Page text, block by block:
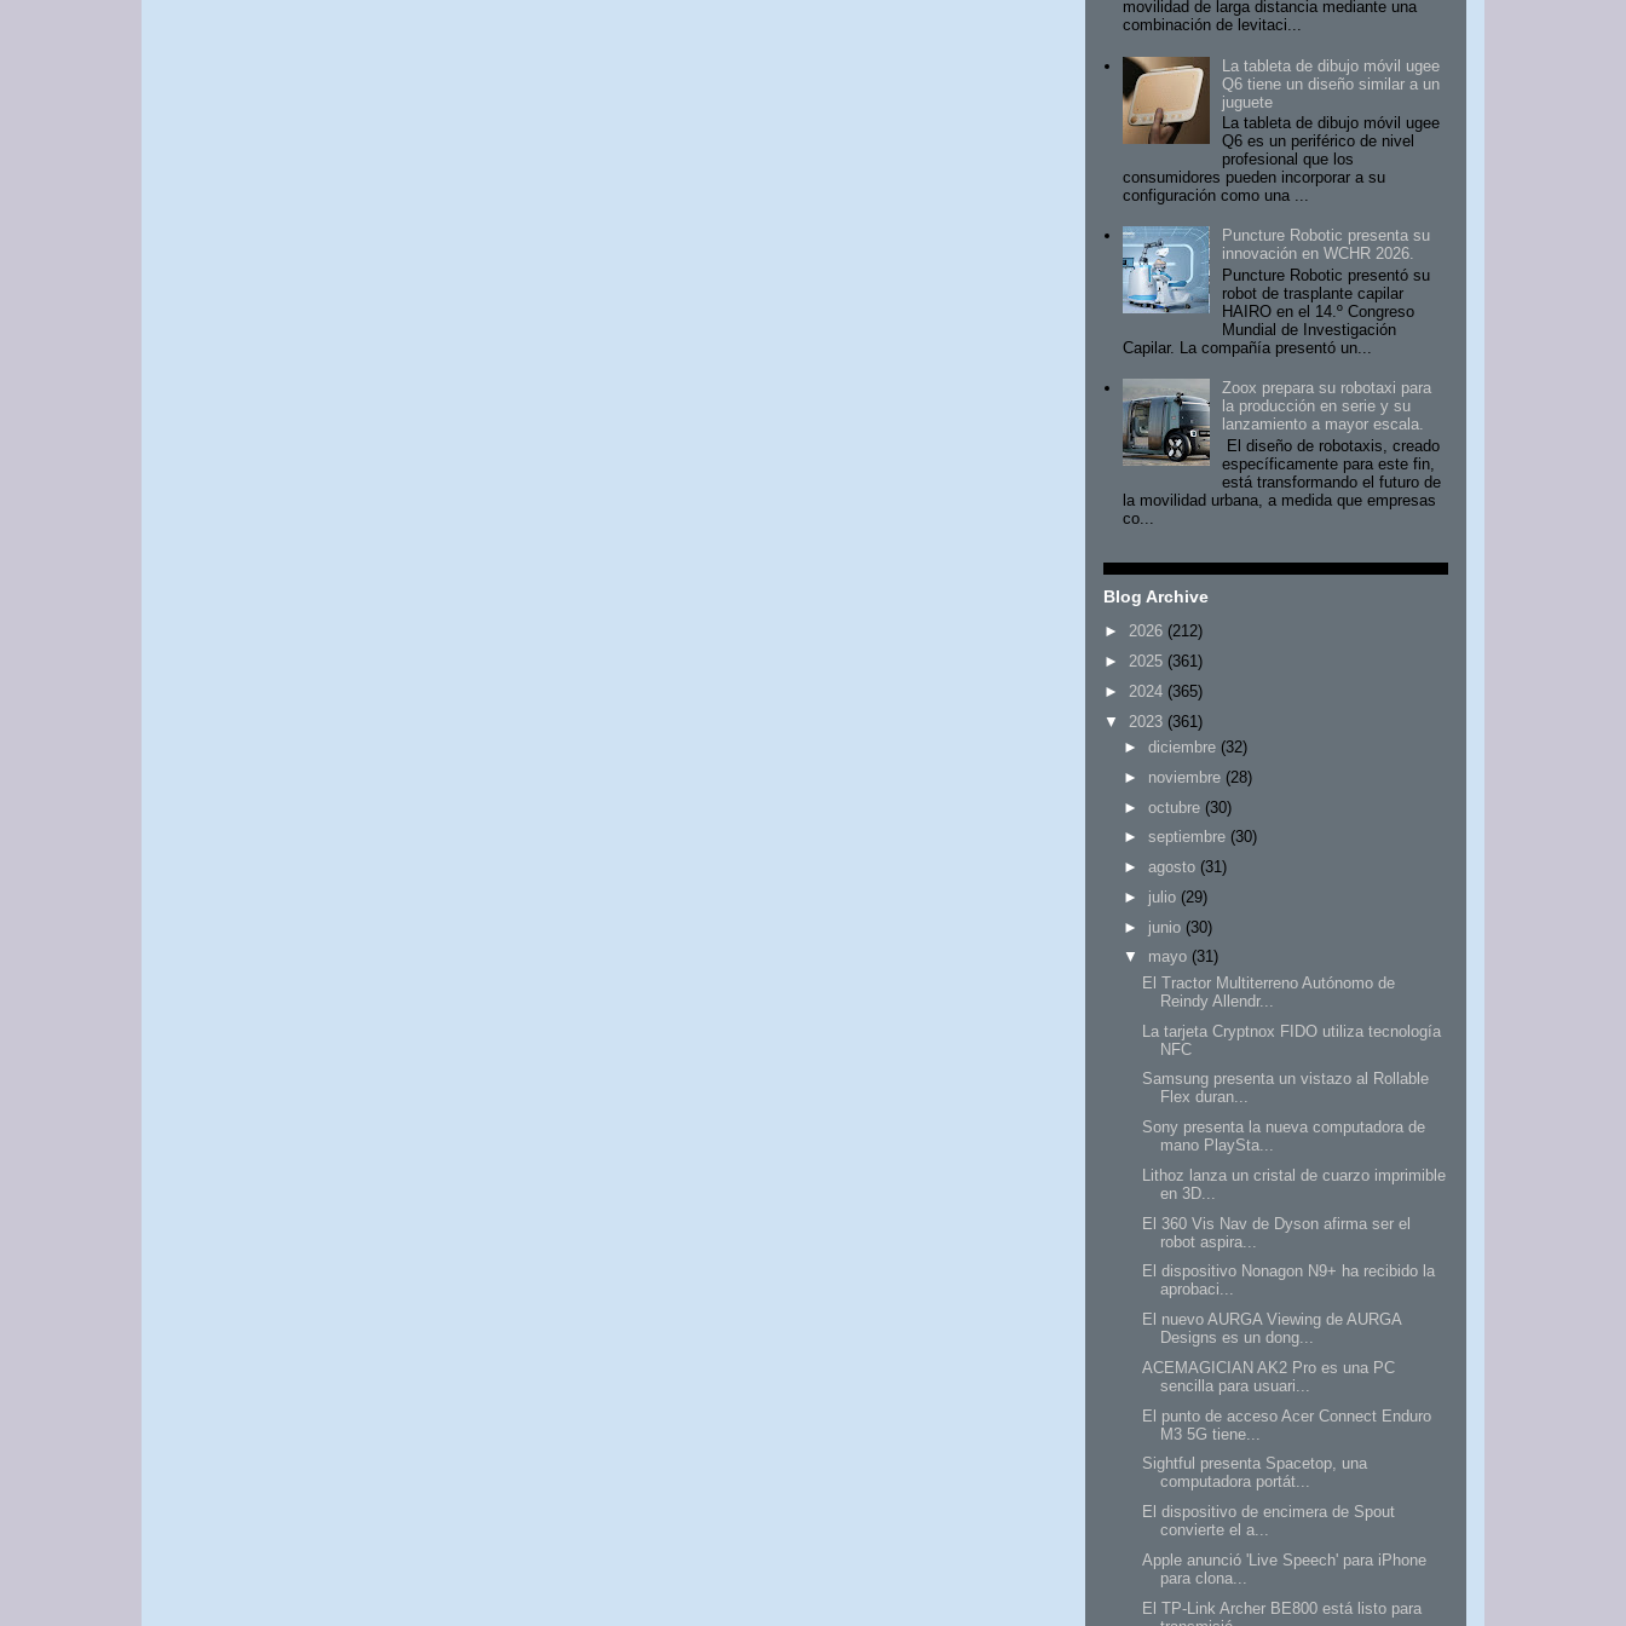
movilidad de larga distancia mediante una
combinación de levitaci...
La tableta de dibujo móvil ugee
Q6 tiene un diseño similar a un
juguete
La tableta de dibujo móvil ugee
Q6 es un periférico de nivel
profesional que los
consumidores pueden incorporar a su
configuración como una ...
Puncture Robotic presenta su
innovación en WCHR 2026.
Puncture Robotic presentó su
robot de trasplante capilar
HAIRO en el 14.º Congreso
Mundial de Investigación
Capilar. La compañía presentó un...
Zoox prepara su robotaxi para
la producción en serie y su
lanzamiento a mayor escala.
El diseño de robotaxis, creado
específicamente para este fin,
está transformando el futuro de
la movilidad urbana, a medida que empresas
co...
Blog Archive
► 2026 (212)
► 2025 (361)
► 2024 (365)
▼
2023 (361)
► diciembre (32)
► noviembre (28)
► octubre (30)
► septiembre (30)
► agosto (31)
► julio (29)
► junio (30)
▼
mayo (31)
El Tractor Multiterreno Autónomo de
Reindy Allendr...
La tarjeta Cryptnox FIDO utiliza tecnología
NFC
Samsung presenta un vistazo al Rollable
Flex duran...
Sony presenta la nueva computadora de
mano PlaySta...
Lithoz lanza un cristal de cuarzo imprimible
en 3D...
El 360 Vis Nav de Dyson afirma ser el
robot aspira...
El dispositivo Nonagon N9+ ha recibido la
aprobaci...
El nuevo AURGA Viewing de AURGA
Designs es un dong...
ACEMAGICIAN AK2 Pro es una PC
sencilla para usuari...
El punto de acceso Acer Connect Enduro
M3 5G tiene...
Sightful presenta Spacetop, una
computadora portát...
El dispositivo de encimera de Spout
convierte el a...
Apple anunció 'Live Speech' para iPhone
para clona...
El TP-Link Archer BE800 está listo para